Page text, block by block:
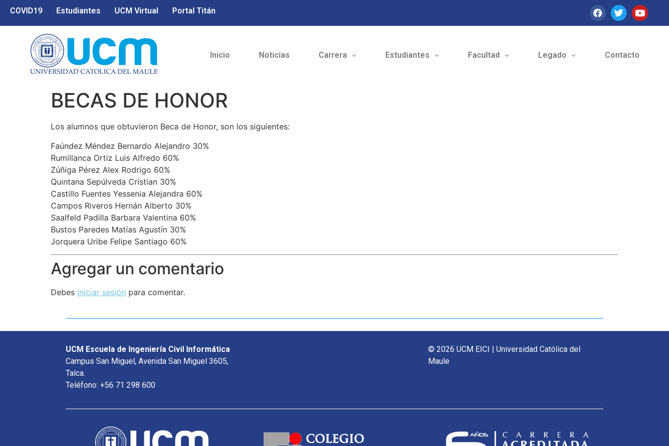
COVID19 Estudiantes UCM Virtual Portal Titán
Inicio Noticias Carrera Estudiantes Facultad Legado Contacto
BECAS DE HONOR
Los alumnos que obtuvieron Beca de Honor, son los siguientes:
Faúndez Méndez Bernardo Alejandro 30%
Rumillanca Ortiz Luis Alfredo 60%
Zúñiga Pérez Alex Rodrigo 60%
Quintana Sepúlveda Cristian 30%
Castillo Fuentes Yessenia Alejandra 60%
Campos Riveros Hernán Alberto 30%
Saalfeld Padilla Barbara Valentina 60%
Bustos Paredes Matías Agustín 30%
Jorquera Uribe Felipe Santiago 60%
Agregar un comentario
Debes iniciar sesión para comentar.
UCM Escuela de Ingeniería Civil Informática
Campus San Miguel, Avenida San Miguel 3605,
Talca.
Teléfono: +56 71 298 600
© 2026 UCM EICI | Universidad Católica del
Maule